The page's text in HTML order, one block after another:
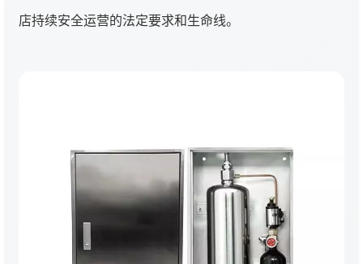
店持续安全运营的法定要求和生命线。